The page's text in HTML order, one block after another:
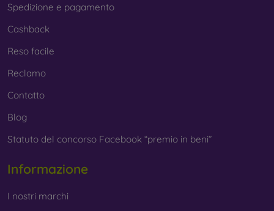
Spedizione e pagamento
Cashback
Reso facile
Reclamo
Contatto
Blog
Statuto del concorso Facebook “premio in beni”
Informazione
I nostri marchi